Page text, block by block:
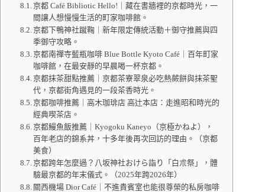
京都 Café Bibliotic Hello!｜藏在書牆裡的京都時光，一
間讓人想慢慢生活的町家咖啡館。
京都下鴨神社蹴鞠｜新年限定傳統活動＋御守推薦與四
季御守攻略。
京都南禪寺藍瓶咖啡 Blue Bottle Kyoto Café｜百年町家
咖啡館，在最安靜的早晨喝一杯京都。
京都抹茶甜點推薦｜京都茶寮翠泉必吃熱蕨餅與抹茶聖
代，京都街角遇見的一段茶香時光。
京都咖啡推薦｜高木珈琲店 高辻本店：走進昭和時光的
經典喫茶店。
京都鰻魚飯推薦｜Kyogoku Kaneyo（京極かねよ），
百年老店的錦系丼，十多年後再次回訪的理由。（京都
美食）
京都跨年怎麼過？八坂神社おけら詣り「白朮祭」，體
驗最京都的年末儀式。（2025年跨2026年）
關西機場 Dior Café｜不進貴賓室也能很尊榮的私房咖啡